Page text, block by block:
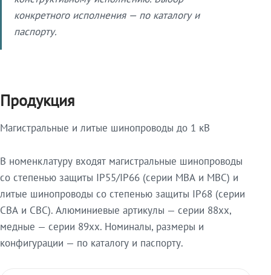
конкретного исполнения — по каталогу и
паспорту.
Продукция
Магистральные и литые шинопроводы до 1 кВ
В номенклатуру входят магистральные шинопроводы
со степенью защиты IP55/IP66 (серии МВА и МВС) и
литые шинопроводы со степенью защиты IP68 (серии
СВА и СВС). Алюминиевые артикулы — серии 88xx,
медные — серии 89xx. Номиналы, размеры и
конфигурации — по каталогу и паспорту.